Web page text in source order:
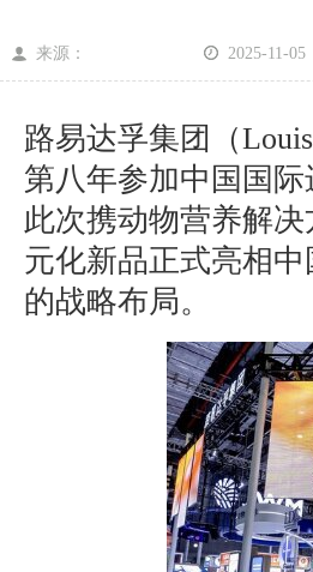
来源： 2025-11-05
路易达孚集团（
第八年参加中国国
此次携动物营养解
元化新品正式亮相
的战略布局。